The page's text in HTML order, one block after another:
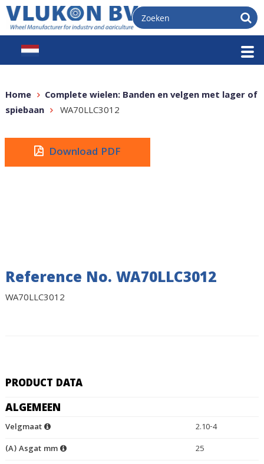
Home
Complete wielen: Banden en velgen met lager of
spiebaan
WA70LLC3012
Download PDF
Reference No. WA70LLC3012
WA70LLC3012
PRODUCT DATA
ALGEMEEN
Velgmaat
2.10-4
(A) Asgat mm
25